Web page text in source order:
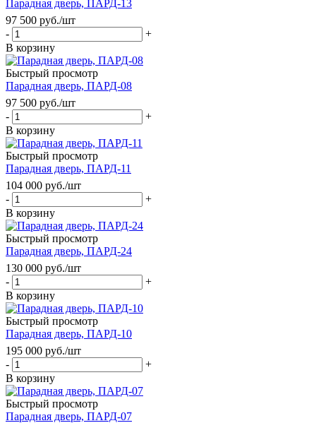
Парадная дверь, ПАРД-13
97 500 руб./шт
-
+
В корзину
Быстрый просмотр
Парадная дверь, ПАРД-08
97 500 руб./шт
-
+
В корзину
Быстрый просмотр
Парадная дверь, ПАРД-11
104 000 руб./шт
-
+
В корзину
Быстрый просмотр
Парадная дверь, ПАРД-24
130 000 руб./шт
-
+
В корзину
Быстрый просмотр
Парадная дверь, ПАРД-10
195 000 руб./шт
-
+
В корзину
Быстрый просмотр
Парадная дверь, ПАРД-07